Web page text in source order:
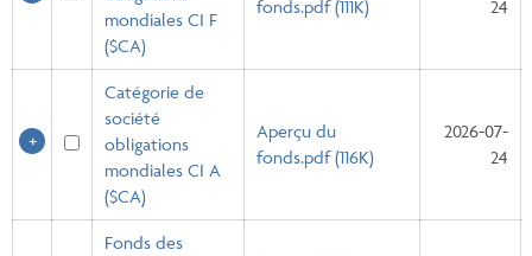
mondiales CI F
($CA)
fonds.pdf (111K)
24
Catégorie de
société
obligations
mondiales CI A
($CA)
Aperçu du
fonds.pdf (116K)
2026-07-
24
Fonds des